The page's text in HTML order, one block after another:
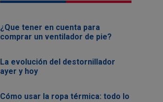
¿Que tener en cuenta para
comprar un ventilador de pie?
La evolución del destornillador
ayer y hoy
Cómo usar la ropa térmica: todo lo